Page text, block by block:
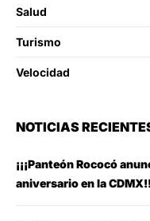
Salud
Turismo
Velocidad
NOTICIAS
¡¡¡Panteón Rococó
aniversario en la